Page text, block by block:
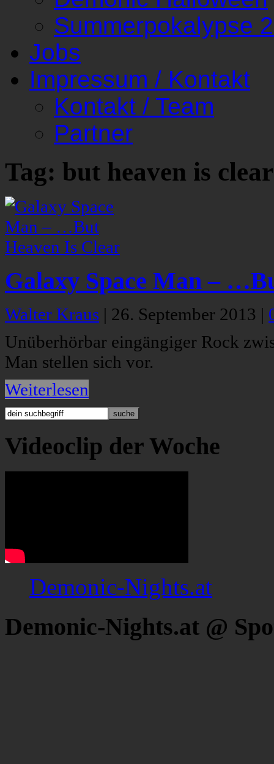
Summerpokalypse
Jobs
Impressum / Kontakt
Kontakt / Team
Partner
Tag: but heaven is clear
Galaxy Space Man –
Walter Kraus | 26. September 2013 |
Unüberhörbar eingängiger Rock
Man stellen sich vor.
Weiterlesen
Videoclip der Woche
Demonic-Nights.at
Demonic-Nights.at @